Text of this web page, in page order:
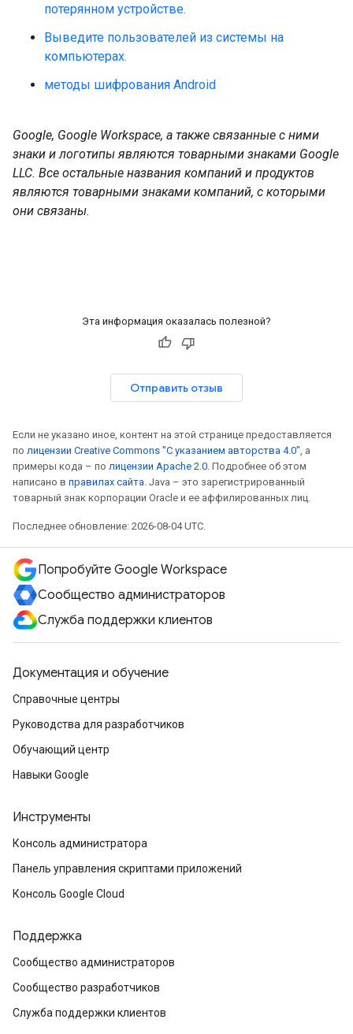
потерянном устройстве.
Выведите пользователей из системы на
компьютерах.
методы шифрования Android
Google, Google Workspace, а также связанные с ними
знаки и логотипы являются товарными знаками Google
LLC. Все остальные названия компаний и продуктов
являются товарными знаками компаний, с которыми
они связаны.
Эта информация оказалась полезной?
Отправить отзыв
Если не указано иное, контент на этой странице предоставляется
по лицензии Creative Commons "С указанием авторства 4.0" , а
примеры кода – по лицензии Apache 2.0 . Подробнее об этом
написано в правилах сайта . Java – это зарегистрированный
товарный знак корпорации Oracle и ее аффилированных лиц.
Последнее обновление: 2026-08-04 UTC.
Попробуйте Google Workspace
Сообщество администраторов
Служба поддержки клиентов
Документация и обучение
Справочные центры
Руководства для разработчиков
Обучающий центр
Навыки Google
Инструменты
Консоль администратора
Панель управления скриптами приложений
Консоль Google Cloud
Поддержка
Сообщество администраторов
Сообщество разработчиков
Служба поддержки клиентов